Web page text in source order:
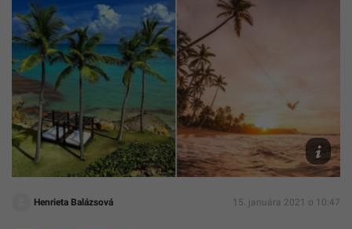
|
Henrieta Balázsová 15. januára 2021 o 10:47